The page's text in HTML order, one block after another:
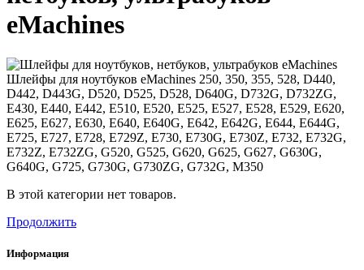
eMachines
Шлейфы для ноутбуков eMachines 250, 350, 355, 528, D440,
D442, D443G, D520, D525, D528, D640G, D732G, D732ZG,
E430, E440, E442, E510, E520, E525, E527, E528, E529, E620,
E625, E627, E630, E640, E640G, E642, E642G, E644, E644G,
E725, E727, E728, E729Z, E730, E730G, E730Z, E732, E732G,
E732Z, E732ZG, G520, G525, G620, G625, G627, G630G,
G640G, G725, G730G, G730ZG, G732G, M350
В этой категории нет товаров.
Продолжить
Информация